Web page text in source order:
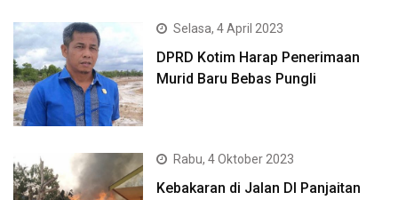
Selasa, 4 April 2023
DPRD Kotim Harap Penerimaan
Murid Baru Bebas Pungli
Rabu, 4 Oktober 2023
Kebakaran di Jalan DI Panjaitan